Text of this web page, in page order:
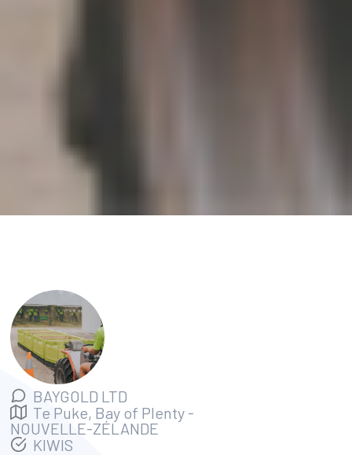
BAYGOLD LTD
Te Puke, Bay of Plenty -
NOUVELLE-ZÉLANDE
KIWIS